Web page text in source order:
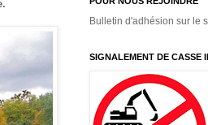
Bulletin d'adhésion sur le
SIGNALEMENT DE CASSE